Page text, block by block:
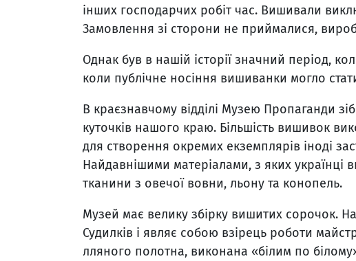
інших господарчих робіт час. Вишивали
Замовлення зі сторони не приймалися,
Однак був в нашій історії значний період,
коли публічне носіння вишиванки могло
В краєзнавчому відділі Музею Пропаганди
куточків нашого краю. Більшість вишивок
для створення окремих екземплярів іноді
Найдавнішими матеріалами, з яких українці
тканини з овечої вовни, льону та конопель.
Музей має велику збірку вишитих сорочок.
Судилків і являє собою взірець роботи
лляного полотна, виконана «білим по